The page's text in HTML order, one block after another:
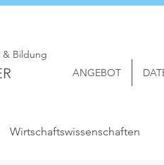
& Bildung
ANGEBOT
Wirtschaftswissenschaften